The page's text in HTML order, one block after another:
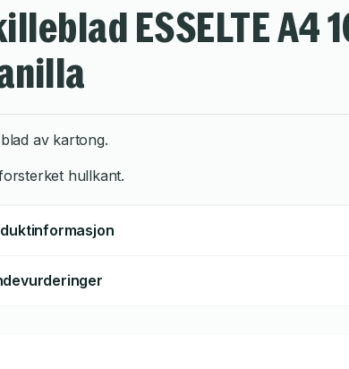
ESSELTE A4
av kartong.
hullkant.